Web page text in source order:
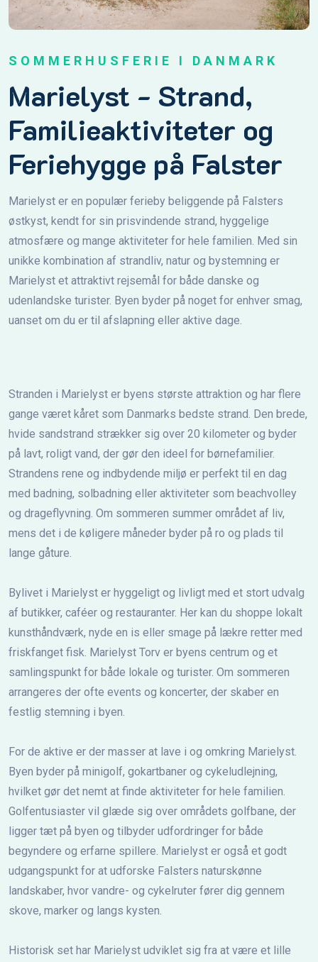
SOMMERHUSFERIE I DANMARK
Marielyst - Strand,
Familieaktiviteter og
Feriehygge på Falster
Marielyst er en populær ferieby beliggende på Falsters
østkyst, kendt for sin prisvindende strand, hyggelige
atmosfære og mange aktiviteter for hele familien. Med sin
unikke kombination af strandliv, natur og bystemning er
Marielyst et attraktivt rejsemål for både danske og
udenlandske turister. Byen byder på noget for enhver smag,
uanset om du er til afslapning eller aktive dage.
Stranden i Marielyst er byens største attraktion og har flere
gange været kåret som Danmarks bedste strand. Den brede,
hvide sandstrand strækker sig over 20 kilometer og byder
på lavt, roligt vand, der gør den ideel for børnefamilier.
Strandens rene og indbydende miljø er perfekt til en dag
med badning, solbadning eller aktiviteter som beachvolley
og drageflyvning. Om sommeren summer området af liv,
mens det i de køligere måneder byder på ro og plads til
lange gåture.
Bylivet i Marielyst er hyggeligt og livligt med et stort udvalg
af butikker, caféer og restauranter. Her kan du shoppe lokalt
kunsthåndværk, nyde en is eller smage på lækre retter med
friskfanget fisk. Marielyst Torv er byens centrum og et
samlingspunkt for både lokale og turister. Om sommeren
arrangeres der ofte events og koncerter, der skaber en
festlig stemning i byen.
For de aktive er der masser at lave i og omkring Marielyst.
Byen byder på minigolf, gokartbaner og cykeludlejning,
hvilket gør det nemt at finde aktiviteter for hele familien.
Golfentusiaster vil glæde sig over områdets golfbane, der
ligger tæt på byen og tilbyder udfordringer for både
begyndere og erfarne spillere. Marielyst er også et godt
udgangspunkt for at udforske Falsters naturskønne
landskaber, hvor vandre- og cykelruter fører dig gennem
skove, marker og langs kysten.
Historisk set har Marielyst udviklet sig fra at være et lille